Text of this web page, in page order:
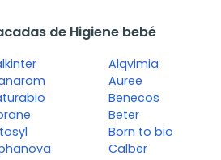
de Higiene bebé
Alqvimia
Auree
Benecos
Beter
Born to bio
Calber